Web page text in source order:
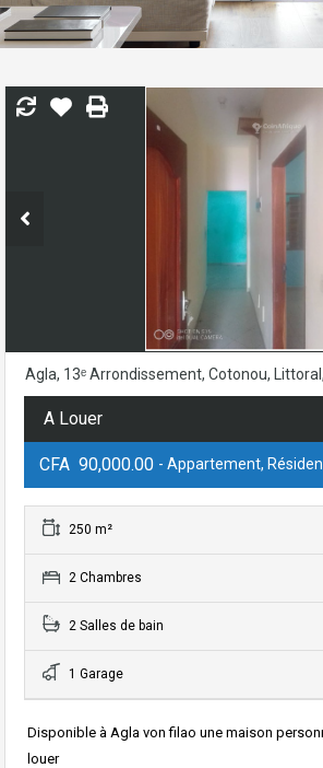
Agla, 13ᵉ Arrondissement, Cotonou,
A Louer
CFA 90,000.00 - Appartement,
250 m²
2 Chambres
2 Salles de bain
1 Garage
Disponible à Agla von filao une maison
louer